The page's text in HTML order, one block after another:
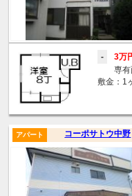
- 3万
専
敷金：1
コーポサトウ中野
アパート